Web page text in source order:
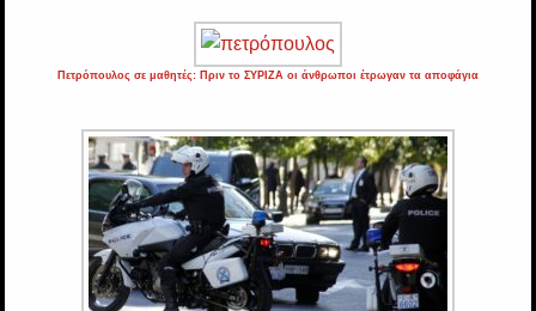
Πετρόπουλος σε μαθητές: Πριν το ΣΥΡΙΖΑ οι άνθρωποι έτρωγαν τα αποφάγια